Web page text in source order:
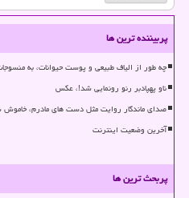
پربیننده ترین ها
چه طور از الیاف طبیعی و پوست حیوانات، به
ناو پهپادبر رنو رونمایی شد!، عکس
صدای ماندگار روایت مثل دست های مادرم،
آخرین وضعیت اینترنت
پربحث ترین ها